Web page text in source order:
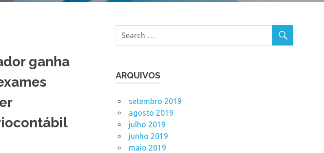
ganha
ARQUIVOS
setembro 2019
agosto 2019
julho 2019
junho 2019
maio 2019